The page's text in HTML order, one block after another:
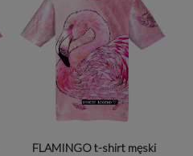
FLAMINGO t-shirt męski